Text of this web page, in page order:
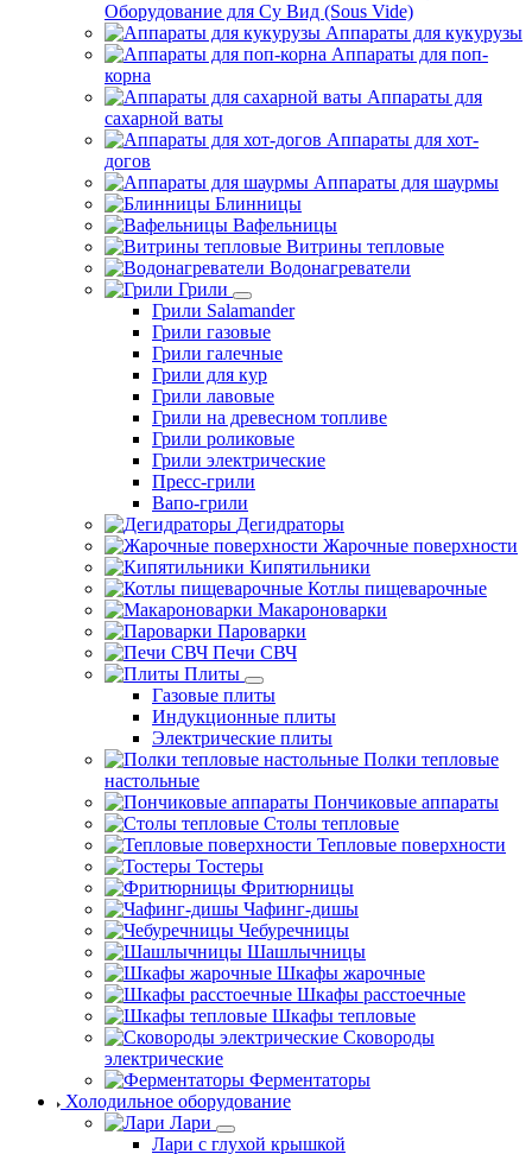
Оборудование для Су Вид (Sous Vide)
Аппараты для кукурузы
Аппараты для поп-
корна
Аппараты для
сахарной ваты
Аппараты для хот-
догов
Аппараты для шаурмы
Блинницы
Вафельницы
Витрины тепловые
Водонагреватели
Грили
Грили Salamander
Грили газовые
Грили галечные
Грили для кур
Грили лавовые
Грили на древесном топливе
Грили роликовые
Грили электрические
Пресс-грили
Вапо-грили
Дегидраторы
Жарочные поверхности
Кипятильники
Котлы пищеварочные
Макароноварки
Пароварки
Печи СВЧ
Плиты
Газовые плиты
Индукционные плиты
Электрические плиты
Полки тепловые
настольные
Пончиковые аппараты
Столы тепловые
Тепловые поверхности
Тостеры
Фритюрницы
Чафинг-дишы
Чебуречницы
Шашлычницы
Шкафы жарочные
Шкафы расстоечные
Шкафы тепловые
Сковороды
электрические
Ферментаторы
Холодильное оборудование
Лари
Лари с глухой крышкой